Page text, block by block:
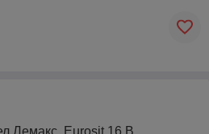
Лемакс Eurosit 16 В